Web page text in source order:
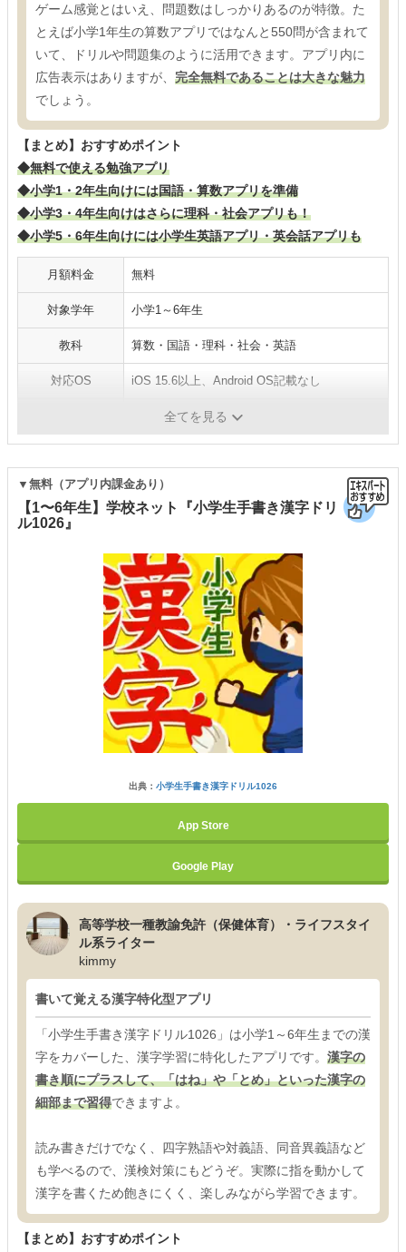
ゲーム感覚とはいえ、問題数はしっかりあるのが特徴。た
とえば小学1年生の算数アプリではなんと550問が含まれて
いて、ドリルや問題集のように活用できます。アプリ内に
広告表示はありますが、 完全無料であることは大きな魅力
でしょう。
【まとめ】おすすめポイント
◆無料で使える勉強アプリ
◆小学1・2年生向けには国語・算数アプリを準備
◆小学3・4年生向けはさらに理科・社会アプリも！
◆小学5・6年生向けには小学生英語アプリ・英会話アプリも
月額料金 無料
対象学年 小学1～6年生
教科 算数・国語・理科・社会・英語
対応OS iOS 15.6以上、Android OS記載なし
全てを見る
【1〜6年生】学校ネット『小学生手書き漢字ドリ
ル1026』
▼無料（アプリ内課金あり）
出典： 小学生手書き漢字ドリル1026
App Store
Google Play
高等学校一種教諭免許（保健体育）・ライフスタイ
ル系ライター
kimmy
書いて覚える漢字特化型アプリ
「小学生手書き漢字ドリル1026」は小学1～6年生までの漢
字をカバーした、漢字学習に特化したアプリです。 漢字の
書き順にプラスして、「はね」や「とめ」といった漢字の
細部まで習得できますよ。
読み書きだけでなく、四字熟語や対義語、同音異義語など
も学べるので、漢検対策にもどうぞ。実際に指を動かして
漢字を書くため飽きにくく、楽しみながら学習できます。
【まとめ】おすすめポイント